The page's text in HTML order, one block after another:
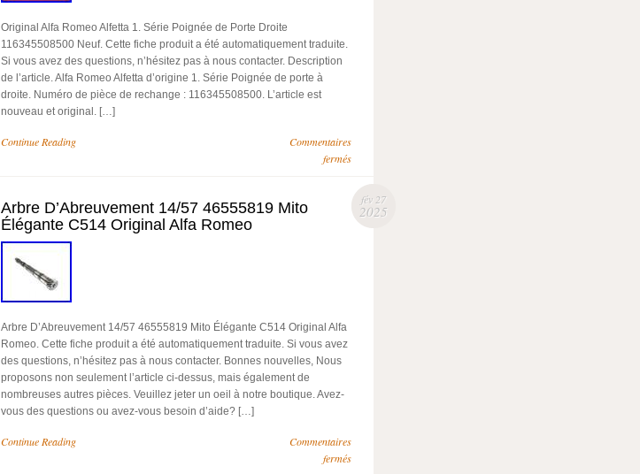
Original Alfa Romeo Alfetta 1. Série Poignée de Porte Droite
116345508500 Neuf. Cette fiche produit a été automatiquement traduite.
Si vous avez des questions, n’hésitez pas à nous contacter. Description
de l’article. Alfa Romeo Alfetta d’origine 1. Série Poignée de porte à
droite. Numéro de pièce de rechange : 116345508500. L’article est
nouveau et original. […]
Continue Reading
Commentaires
fermés
fév 27
2025
Arbre D’Abreuvement 14/57 46555819 Mito
Élégante C514 Original Alfa Romeo
Arbre D’Abreuvement 14/57 46555819 Mito Élégante C514 Original Alfa
Romeo. Cette fiche produit a été automatiquement traduite. Si vous avez
des questions, n’hésitez pas à nous contacter. Bonnes nouvelles, Nous
proposons non seulement l’article ci-dessus, mais également de
nombreuses autres pièces. Veuillez jeter un oeil à notre boutique. Avez-
vous des questions ou avez-vous besoin d’aide? […]
Continue Reading
Commentaires
fermés